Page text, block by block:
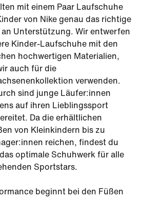
mit einem Paar Laufschuhe
von Nike genau das richtige
an Unterstützung. Wir entwerfen
Kinder-Laufschuhe mit den
hochwertigen Materialien,
auch für die
verwenden.
sind junge Läufer:innen
auf ihren Lieblingssport
Da die erhältlichen
von Kleinkindern bis zu
reichen, findest du
optimale Schuhwerk für alle
Sportstars.
beginnt bei den Füßen